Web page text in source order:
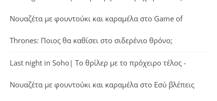
Νουαζέτα με φουντούκι και καραμέλα στο Game of
Thrones: Ποιος θα καθίσει στο σιδερένιο θρόνο;
Last night in Soho| Το θρίλερ με το πρόχειρο τέλος -
Νουαζέτα με φουντούκι και καραμέλα στο Εσύ βλέπεις